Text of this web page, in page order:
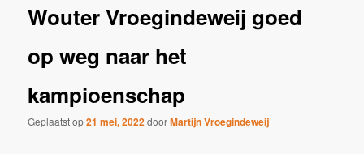
Wouter Vroegindeweij goed
op weg naar het
kampioenschap
Geplaatst op21 mei, 2022doorMartijn Vroegindeweij